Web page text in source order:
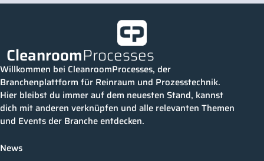
CleanroomProcesses
Willkommen bei CleanroomProcesses, der
Branchenplattform für Reinraum und Prozesstechnik.
Hier bleibst du immer auf dem neuesten Stand, kannst
dich mit anderen verknüpfen und alle relevanten Themen
und Events der Branche entdecken.
News